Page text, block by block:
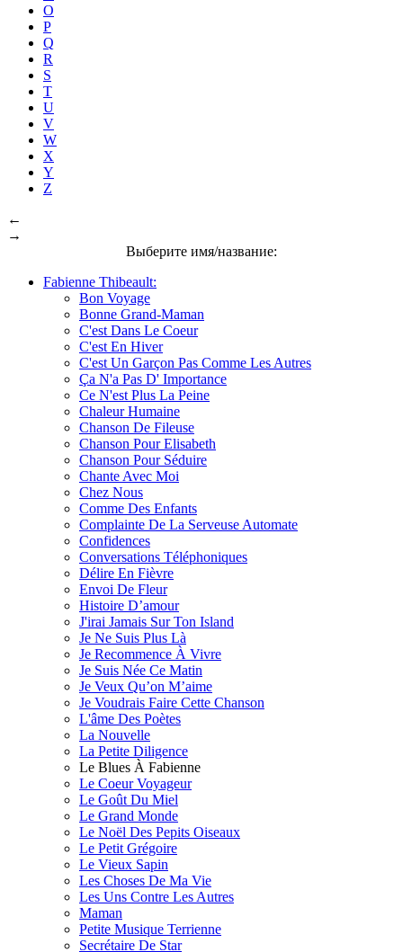
O
P
Q
R
S
T
U
V
W
X
Y
Z
←
→
Выберите имя/название:
Fabienne Thibeault:
Bon Voyage
Bonne Grand-Maman
C'est Dans Le Coeur
C'est En Hiver
C'est Un Garçon Pas Comme Les Autres
Ça N'a Pas D' Importance
Ce N'est Plus La Peine
Chaleur Humaine
Chanson De Fileuse
Chanson Pour Elisabeth
Chanson Pour Séduire
Chante Avec Moi
Chez Nous
Comme Des Enfants
Complainte De La Serveuse Automate
Confidences
Conversations Téléphoniques
Délire En Fièvre
Envoi De Fleur
Histoire D’amour
J'irai Jamais Sur Ton Island
Je Ne Suis Plus Là
Je Recommence À Vivre
Je Suis Née Ce Matin
Je Veux Qu’on M’aime
Je Voudrais Faire Cette Chanson
L'âme Des Poètes
La Nouvelle
La Petite Diligence
Le Blues À Fabienne
Le Coeur Voyageur
Le Goût Du Miel
Le Grand Monde
Le Noël Des Pepits Oiseaux
Le Petit Grégoire
Le Vieux Sapin
Les Choses De Ma Vie
Les Uns Contre Les Autres
Maman
Petite Musique Terrienne
Secrétaire De Star